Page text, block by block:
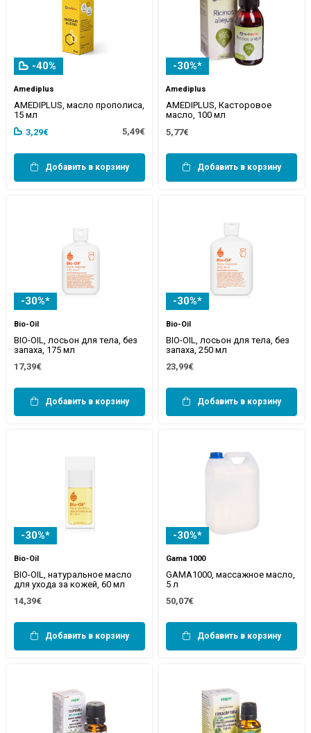
-40%
Amediplus
AMEDIPLUS, масло прополиса,
15 мл
3,29€
5,49€
Добавить в корзину
-30%*
Amediplus
AMEDIPLUS, Касторовое
масло, 100 мл
5,77€
Добавить в корзину
-30%*
Bio-Oil
BIO-OIL, лосьон для тела, без
запаха, 175 мл
17,39€
Добавить в корзину
-30%*
Bio-Oil
BIO-OIL, лосьон для тела, без
запаха, 250 мл
23,99€
Добавить в корзину
-30%*
Bio-Oil
BIO-OIL, натуральное масло
для ухода за кожей, 60 мл
14,39€
Добавить в корзину
-30%*
Gama 1000
GAMA1000, массажное масло,
5 л
50,07€
Добавить в корзину